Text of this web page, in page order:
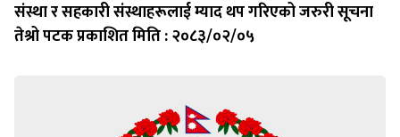
संस्था र सहकारी संस्थाहरूलाई म्याद थप गरिएको जरुरी सूचना
तेश्रो पटक प्रकाशित मिति : २०८३/०२/०५